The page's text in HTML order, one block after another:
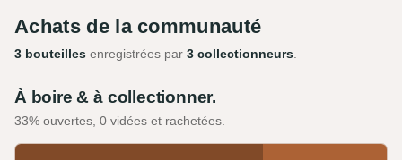
Achats de la communauté
3 bouteilles enregistrées par 3 collectionneurs.
À boire & à collectionner.
33% ouvertes, 0 vidées et rachetées.